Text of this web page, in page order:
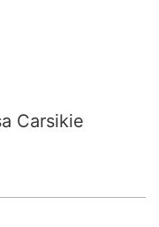
Carsikie